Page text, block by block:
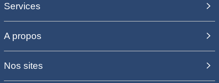
Services
A propos
Nos sites